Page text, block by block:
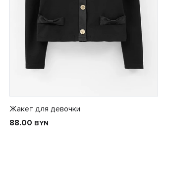
Жакет для девочки
88.00 BYN